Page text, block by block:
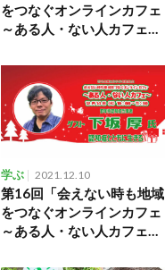
をつなぐオンラインカフェ
～ある人・ない人カフェ
学ぶ 2021.12.10
第16回「会えない時も地域
をつなぐオンラインカフェ
～ある人・ない人カフェ